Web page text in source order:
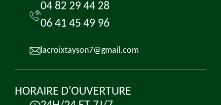
04 82 29 44 28
06 41 45 49 96
lacroixtayson7@gmail.com
HORAIRE D'OUVERTURE